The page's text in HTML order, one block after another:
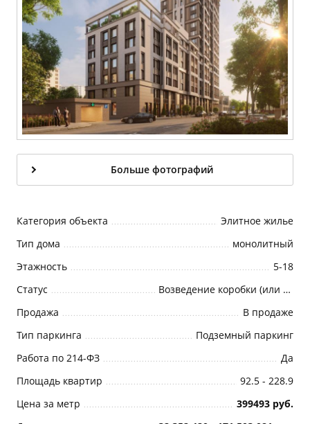
Больше фотографий
Категория объекта
Элитное жилье
Тип дома
монолитный
Этажность
5-18
Статус
Возведение коробки (или Возведение корпуса)
Продажа
В продаже
Тип паркинга
Подземный паркинг
Работа по 214-ФЗ
Да
Площадь квартир
92.5 - 228.9
Цена за метр
399493 руб.